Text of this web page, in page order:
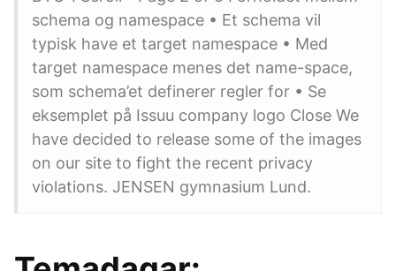
schema og namespace • Et schema vil
typisk have et target namespace • Med
target namespace menes det name-space,
som schema’et definerer regler for • Se
eksemplet på Issuu company logo Close We
have decided to release some of the images
on our site to fight the recent privacy
violations. JENSEN gymnasium Lund.